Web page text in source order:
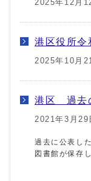
2025年12月
港区役所令
2025年10月
港区 過去
2021年3月29
過去に公表し
図書館が保存